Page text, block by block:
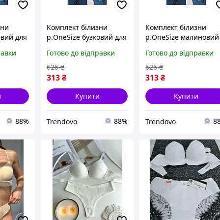
для
в
88%
Комплект білизни
р.OneSize бузковий для
комфортного носіння в
повсякденному житті
Готово до відправки
313₴
626 ₴
Купити
Trendovo 88%
Комплект білизни
р.OneSize малиновий
для комфортного
носіння і відпочинку
Готово до відправки
313₴
626 ₴
Купити
Trendovo